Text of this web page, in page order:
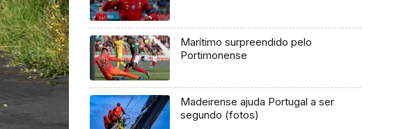
Marítimo surpreendido pelo
Portimonense
Madeirense ajuda Portugal a ser
segundo (fotos)